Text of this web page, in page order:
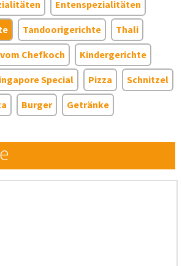
Entenspezialitäten
Tandoorigerichte Thali
Chefkoch Kindergerichte
Special Pizza Schnitzel
Burger Getränke